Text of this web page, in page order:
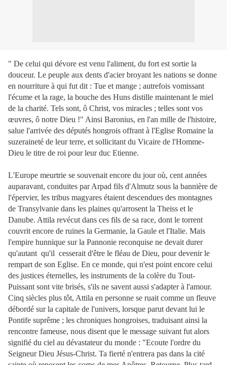
" De celui qui dévore est venu l'aliment, du fort est sortie la
douceur. Le peuple aux dents d'acier broyant les nations se donne
en nourriture à qui fut dit : Tue et mange ; autrefois vomissant
l'écume et la rage, la bouche des Huns distille maintenant le miel
de la charité. Tels sont, ô Christ, vos miracles ; telles sont vos
œuvres, ô notre Dieu !" Ainsi Baronius, en l'an mille de l'histoire,
salue l'arrivée des députés hongrois offrant à l'Eglise Romaine la
suzeraineté de leur terre, et sollicitant du Vicaire de l'Homme-
Dieu le titre de roi pour leur duc Etienne.
L'Europe meurtrie se souvenait encore du jour où, cent années
auparavant, conduites par Arpad fils d'Almutz sous la bannière de
l'épervier, les tribus magyares étaient descendues des montagnes
de Transylvanie dans les plaines qu'arrosent la Theiss et le
Danube. Attila revécut dans ces fils de sa race, dont le torrent
couvrit encore de ruines la Germanie, la Gaule et l'Italie. Mais
l'empire hunnique sur la Pannonie reconquise ne devait durer
qu'autant qu'il cesserait d'être le fléau de Dieu, pour devenir le
rempart de son Eglise. En ce monde, qui n'est point encore celui
des justices éternelles, les instruments de la colère du Tout-
Puissant sont vite brisés, s'ils ne savent aussi s'adapter à l'amour.
Cinq siècles plus tôt, Attila en personne se ruait comme un fleuve
débordé sur la capitale de l'univers, lorsque parut devant lui le
Pontife suprême ; les chroniques hongroises, traduisant ainsi la
rencontre fameuse, nous disent que le message suivant fut alors
signifié du ciel au dévastateur du monde : "Ecoute l'ordre du
Seigneur Dieu Jésus-Christ. Ta fierté n'entrera pas dans la cité